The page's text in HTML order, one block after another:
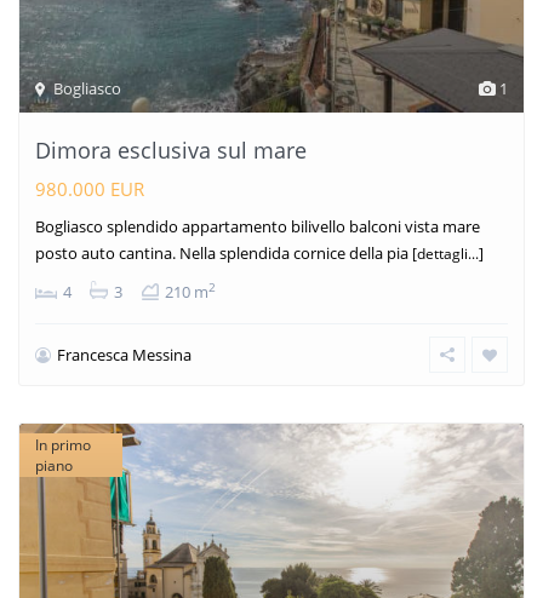
1
Bogliasco
Dimora esclusiva sul mare
980.000 EUR
Bogliasco splendido appartamento bilivello balconi vista mare
posto auto cantina. Nella splendida cornice della pia [dettagli...]
4 3 210 m2
Francesca Messina
In primo
piano